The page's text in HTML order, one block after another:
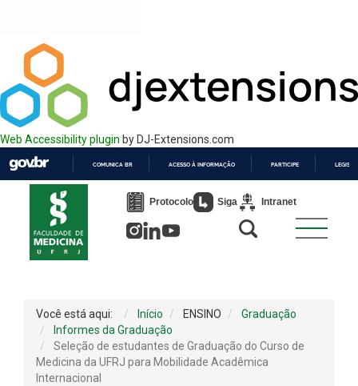
Web Accessibility plugin by DJ-Extensions.com
PARA
COMUNICA BR ACESSO À INFORMAÇÃO PARTICIPE
Protocolo Siga Intranet
Você está aqui: Início ENSINO
Graduação
Informes da Graduação
Seleção de estudantes de Graduação do Curso de
Medicina da UFRJ para Mobilidade Acadêmica
Internacional